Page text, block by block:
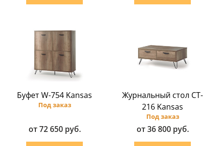
Буфет W-754 Kansas
Под заказ
от 72 650 руб.
Журнальный стол CT-
216 Kansas
Под заказ
от 36 800 руб.